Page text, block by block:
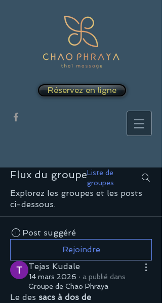
Réservez en ligne
Flux du groupeListe de
groupes
Explorez les groupes et les posts
ci-dessous.
Post suggéré
Rejoindre
Tejas Kudale
14 mars 2026 · a publié dans
Groupe de Chao Phraya
Le des sacs à dos de